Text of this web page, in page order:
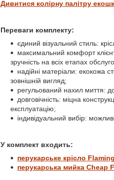
Дивитися колірну палітру
Переваги комплекту:
єдиний візуальний стиль:
максимальний комфорт
зручність на всіх етапах
надійні матеріали: екокожа
зовнішній вигляд;
регульований нахил миття:
довговічність: міцна
експлуатацію;
індивідуальний вибір:
У комплект входить:
перукарське крісло
перукарська мийка Cheap